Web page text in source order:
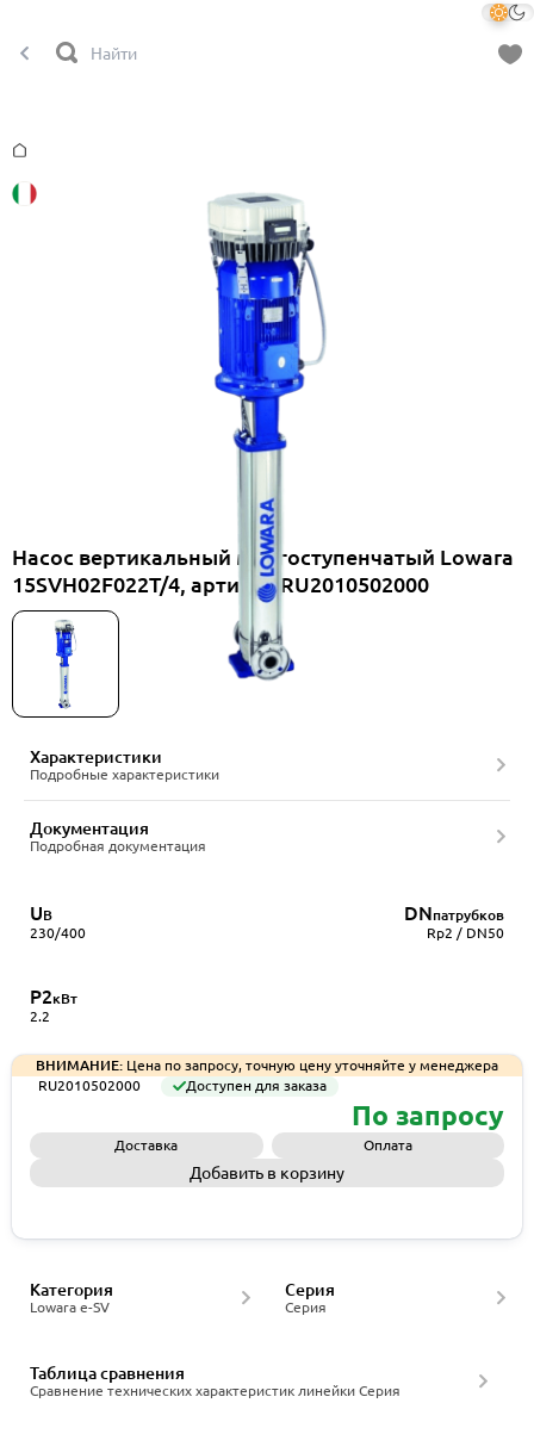
Насос вертикальный многоступенчатый Lowara
15SVH02F022T/4, артикул RU2010502000
Характеристики
Подробные характеристики
Документация
Подробная документация
UВ
230/400
DNпатрубков
Rp2 / DN50
P2кВт
2.2
ВНИМАНИЕ: Цена по запросу, точную цену уточняйте у менеджера
RU2010502000
Доступен для заказа
По запросу
Доставка Оплата
Добавить в корзину
Lowara e-SV
Категория
Серия
Серия
Сравнение технических характеристик линейки Серия
Таблица сравнения